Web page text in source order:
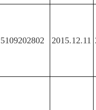
2015.12.11